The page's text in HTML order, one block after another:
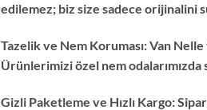
edilemez; biz size sadece orijinalini
Tazelik ve Nem Koruması: Van
Ürünlerimizi özel nem
Gizli Paketleme ve Hızlı Kargo: